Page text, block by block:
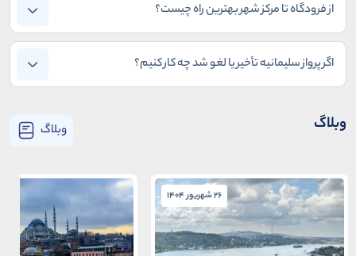
از فرودگاه تا مرکز شهر بهترین راه چیست؟
اگر پرواز سلیمانیه تأخیر یا لغو شد چه کار کنیم؟
وبلاگ وبلاگ
26 شهریور 1404